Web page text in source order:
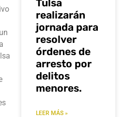
Tulsa
realizarán
jornada para
resolver
órdenes de
arresto por
delitos
menores.
LEER MÁS »